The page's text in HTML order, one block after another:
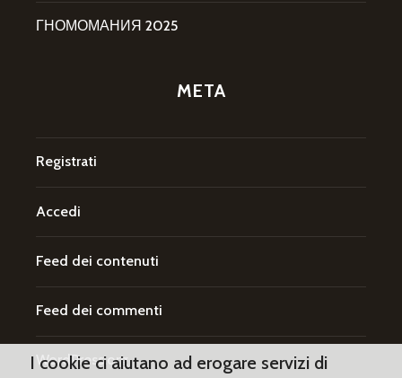
ГНОМОМАНИЯ 2025
META
Registrati
Accedi
Feed dei contenuti
Feed dei commenti
WordPress.org
I cookie ci aiutano ad erogare servizi di